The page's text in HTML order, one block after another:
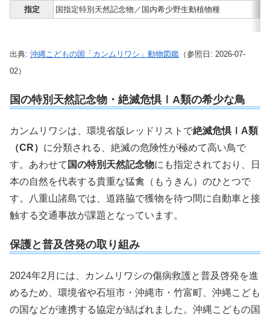
指定
国指定特別天然記念物／国内希少野生動植物種
出典: 沖縄こどもの国「カンムリワシ」動物図鑑 （参照日: 2026-07-
02）
国の特別天然記念物・絶滅危惧ⅠA類の希少な鳥
カンムリワシは、環境省版レッドリストで絶滅危惧ⅠA類
（CR） に分類される、絶滅の危険性が極めて高い鳥で
す。あわせて 国の特別天然記念物にも指定されており、日
本の自然を代表する貴重な猛禽（もうきん）のひとつで
す。八重山諸島では、道路脇で獲物を待つ間に自動車と接
触する交通事故が課題となっています。
保護と普及啓発の取り組み
2024年2月には、カンムリワシの傷病救護と普及啓発を進
めるため、環境省や石垣市・沖縄市・竹富町、沖縄こども
の国などが連携する協定が結ばれました。沖縄こどもの国